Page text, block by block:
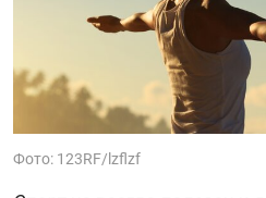
Фото: 123RF/lzflzf